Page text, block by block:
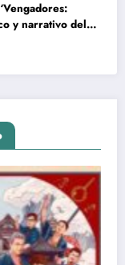
y narrativo del